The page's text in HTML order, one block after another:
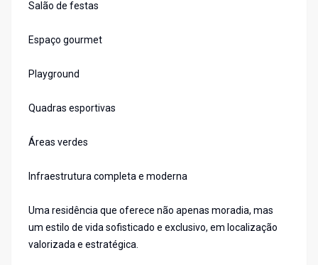
Salão de festas
Espaço gourmet
Playground
Quadras esportivas
Áreas verdes
Infraestrutura completa e moderna
Uma residência que oferece não apenas moradia, mas
um estilo de vida sofisticado e exclusivo, em localização
valorizada e estratégica.